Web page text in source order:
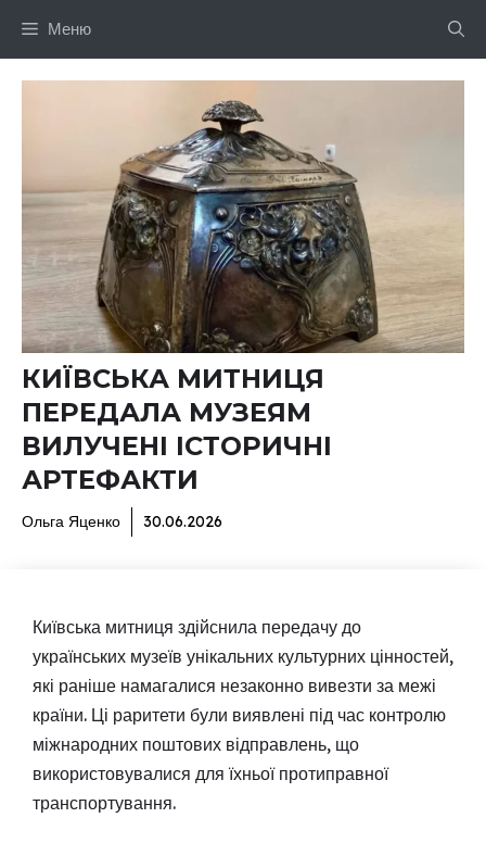
Меню
КИЇВСЬКА МИТНИЦЯ
ПЕРЕДАЛА МУЗЕЯМ
ВИЛУЧЕНІ ІСТОРИЧНІ
АРТЕФАКТИ
Ольга Яценко 30.06.2026
Київська митниця здійснила передачу до
українських музеїв унікальних культурних цінностей,
які раніше намагалися незаконно вивезти за межі
країни. Ці раритети були виявлені під час контролю
міжнародних поштових відправлень, що
використовувалися для їхньої протиправної
транспортування.